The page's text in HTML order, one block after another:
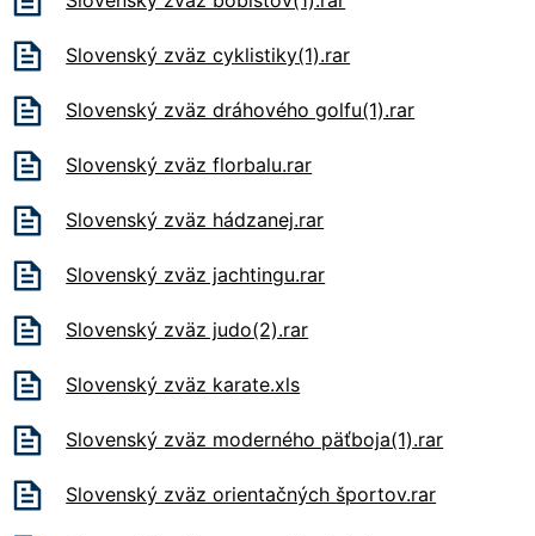
Slovenský zväz cyklistiky(1).rar
Slovenský zväz dráhového golfu(1).rar
Slovenský zväz florbalu.rar
Slovenský zväz hádzanej.rar
Slovenský zväz jachtingu.rar
Slovenský zväz judo(2).rar
Slovenský zväz karate.xls
Slovenský zväz moderného päťboja(1).rar
Slovenský zväz orientačných športov.rar